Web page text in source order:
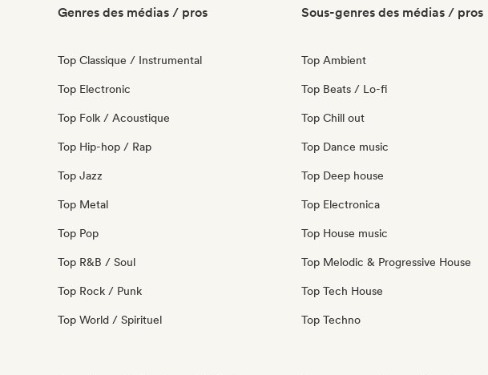
Genres des médias / pros
Top Classique / Instrumental
Top Electronic
Top Folk / Acoustique
Top Hip-hop / Rap
Top Jazz
Top Metal
Top Pop
Top R&B / Soul
Top Rock / Punk
Top World / Spirituel
Sous-genres des médias / pros
Top Ambient
Top Beats / Lo-fi
Top Chill out
Top Dance music
Top Deep house
Top Electronica
Top House music
Top Melodic & Progressive House
Top Tech House
Top Techno